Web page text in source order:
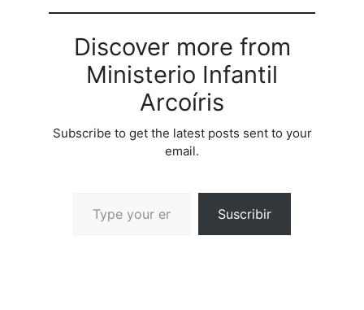
Discover more from
Ministerio Infantil
Arcoíris
Subscribe to get the latest posts sent to your
email.
Suscribir